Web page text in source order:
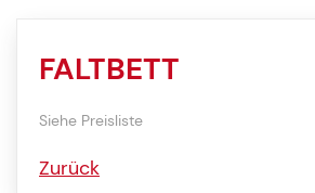
FALTBETT
Siehe Preisliste
Zurück